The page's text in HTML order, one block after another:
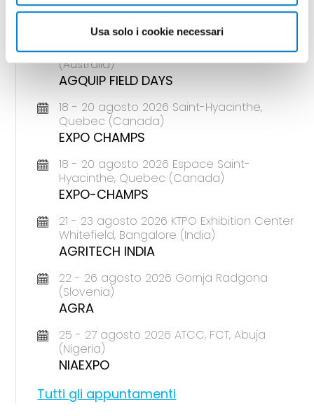
Usa solo i cookie necessari
18 - 20 agosto 2026 Gunnedah, Nsw
(Australia)
AGQUIP FIELD DAYS
18 - 20 agosto 2026 Saint-Hyacinthe,
Quebec (Canada)
EXPO CHAMPS
18 - 20 agosto 2026 Espace Saint-
Hyacinthe, Quebec (Canada)
EXPO-CHAMPS
21 - 23 agosto 2026 KTPO Exhibition Center
Whitefield, Bangalore (India)
AGRITECH INDIA
22 - 26 agosto 2026 Gornja Radgona
(Slovenia)
AGRA
25 - 27 agosto 2026 ATCC, FCT, Abuja
(Nigeria)
NIAEXPO
Tutti gli appuntamenti